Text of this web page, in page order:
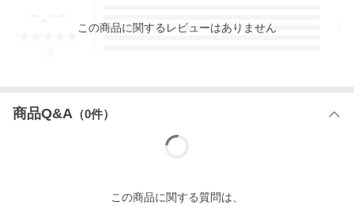
3
この商品に関するレビューはありません
商品Q&A （0件）
この商品に関する質問は、